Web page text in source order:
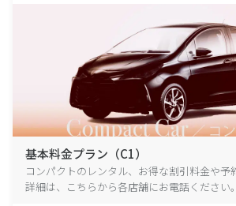
基本料金プラン（C1）
コンパクトのレンタル、お得な割引料金や予
詳細は、こちらから各店舗にお電話ください。